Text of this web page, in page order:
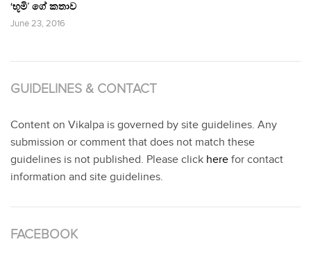
‘භූමි’ ගේ කතාව
June 23, 2016
GUIDELINES & CONTACT
Content on Vikalpa is governed by site guidelines. Any
submission or comment that does not match these
guidelines is not published. Please click here for contact
information and site guidelines.
FACEBOOK